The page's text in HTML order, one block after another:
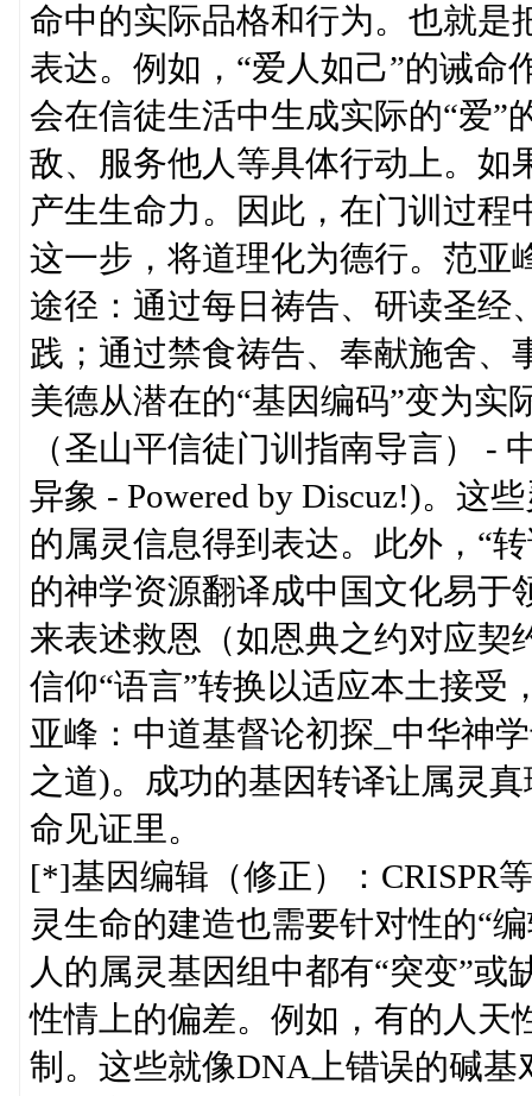
命中的实际品格和行为。也就是
表达。例如，“爱人如己”的诫命
会在信徒生活中生成实际的“爱
敌、服务他人等具体行动上。如
产生生命力。因此，在门训过程
这一步，将道理化为德行。范亚
途径：通过每日祷告、研读圣经
践；通过禁食祷告、奉献施舍、
美德从潜在的“基因编码”变为实
（圣山平信徒门训指南导言） -
异象 - Powered by Discuz!)。这
的属灵信息得到表达。此外，“
的神学资源翻译成中国文化易于
来表述救恩（如恩典之约对应契
信仰“语言”转换以适应本土接受
亚峰：中道基督论初探_中华神
之道)。成功的基因转译让属灵
命见证里。
[*]基因编辑（修正）：CRISPR
灵生命的建造也需要针对性的“
人的属灵基因组中都有“突变”
性情上的偏差。例如，有的人天
制。这些就像DNA上错误的碱